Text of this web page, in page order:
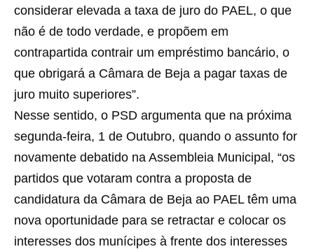
considerar elevada a taxa de juro do PAEL, o que
não é de todo verdade, e propõem em
contrapartida contrair um empréstimo bancário, o
que obrigará a Câmara de Beja a pagar taxas de
juro muito superiores”.
Nesse sentido, o PSD argumenta que na próxima
segunda-feira, 1 de Outubro, quando o assunto for
novamente debatido na Assembleia Municipal, “os
partidos que votaram contra a proposta de
candidatura da Câmara de Beja ao PAEL têm uma
nova oportunidade para se retractar e colocar os
interesses dos munícipes à frente dos interesses